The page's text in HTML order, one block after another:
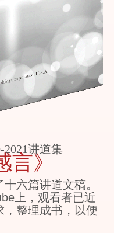
2021讲道集
言》
六篇讲道文稿。
上，观看者已近
，整理成书，以便